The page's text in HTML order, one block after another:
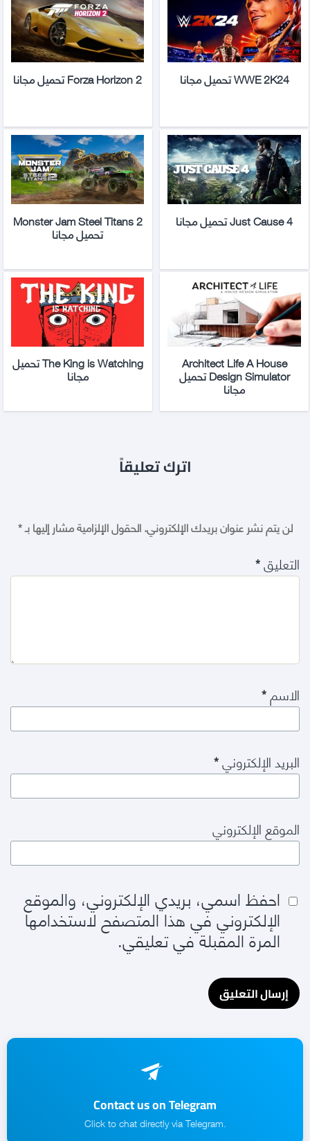
WWE 2K24 تحميل مجانا Forza Horizon 2 تحميل مجانا
Just Cause 4 تحميل مجانا Monster Jam Steel Titans 2
تحميل مجانا
Architect Life A House
Design Simulator تحميل
مجانا
The King is Watching تحميل
مجانا
اترك تعليقاً
لن يتم نشر عنوان بريدك الإلكتروني.الحقول الإلزامية مشار إليها بـ*
التعليق*
الاسم*
البريد الإلكتروني*
الموقع الإلكتروني
احفظ اسمي، بريدي الإلكتروني، والموقع
الإلكتروني في هذا المتصفح لاستخدامها
المرة المقبلة في تعليقي.
Contact us on Telegram
.Click to chat directly via Telegram